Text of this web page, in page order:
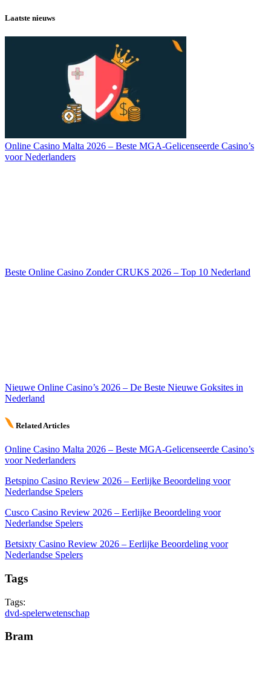
Laatste nieuws
Online Casino Malta 2026 – Beste MGA-Gelicenseerde Casino’s
voor Nederlanders
Beste Online Casino Zonder CRUKS 2026 – Top 10 Nederland
Nieuwe Online Casino’s 2026 – De Beste Nieuwe Goksites in
Nederland
Related Articles
Online Casino Malta 2026 – Beste MGA-Gelicenseerde Casino’s
voor Nederlanders
Betspino Casino Review 2026 – Eerlijke Beoordeling voor
Nederlandse Spelers
Cusco Casino Review 2026 – Eerlijke Beoordeling voor
Nederlandse Spelers
Betsixty Casino Review 2026 – Eerlijke Beoordeling voor
Nederlandse Spelers
Tags
Tags:
dvd-spelerwetenschap
Bram